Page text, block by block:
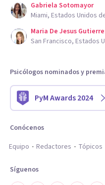
Gabriela Sotomayor
Miami, Estados Unidos
Maria De Jesus
San Francisco, Estados
Psicólogos nominados y
PyM Awards 2024
Conócenos
Equipo
Redactores Tópicos
Síguenos